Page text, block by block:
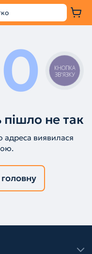
0
не так
адреса виявилася
КНОПКА
ЗВ'ЯЗКУ